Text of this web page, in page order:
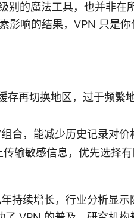
别的魔法工具，也并非在
影响的结果，VPN 只是你
存再切换地区，过于频繁
合，能减少历史记录对价
输敏感信息，优先选择
持续增长，行业分析显